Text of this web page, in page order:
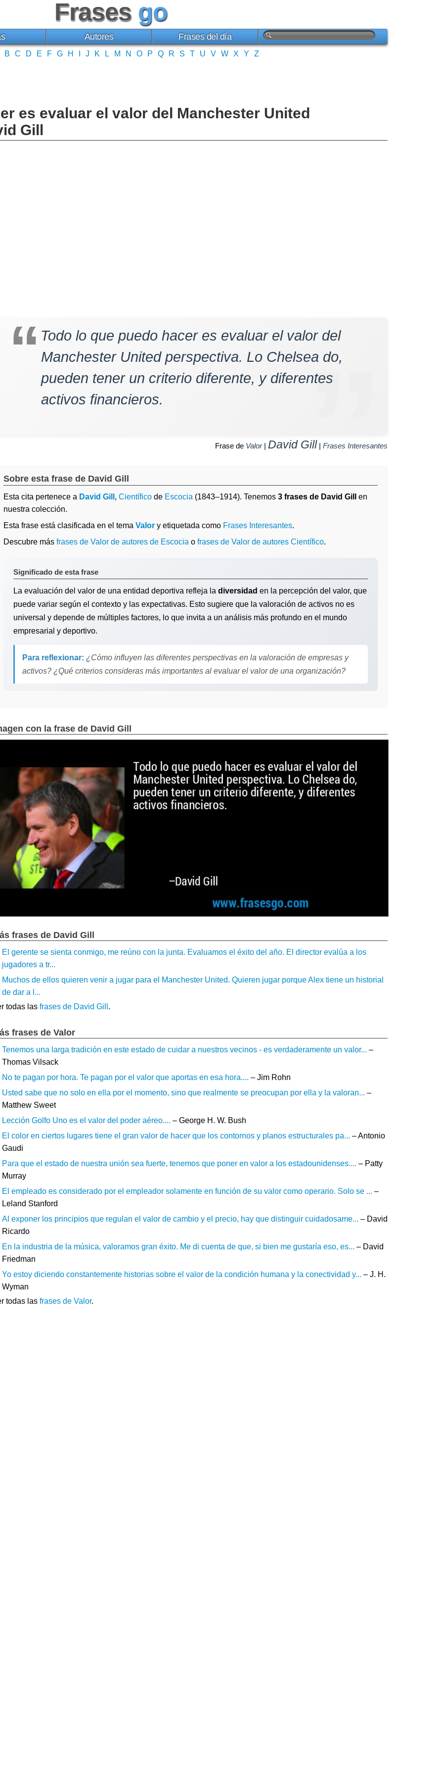
Frases go
Autores Frases del día
B C D E F G H J K L M N O P Q R S T U V W X Y Z
es evaluar el valor del Manchester United
Gill
Todo lo que puedo hacer es evaluar el valor del
Manchester United perspectiva. Lo Chelsea do,
pueden tener un criterio diferente, y diferentes
activos financieros.
Frase de Valor| David Gill | Frases Interesantes
Sobre esta frase de David Gill
Esta cita pertenece a David Gill , Científico de Escocia (1843–1914). Tenemos 3 frases de David Gill
en
nuestra colección.
Esta frase está clasificada en el tema Valor y etiquetada como Frases Interesantes.
Descubre más frases de Valor de autores de Escocia o frases de Valor de autores Científico.
Significado de esta frase
La evaluación del valor de una entidad deportiva refleja la diversidad en la percepción del valor, que
puede variar según el contexto y las expectativas. Esto sugiere que la valoración de activos no es
universal y depende de múltiples factores, lo que invita a un análisis más profundo en el mundo
empresarial y deportivo.
Para reflexionar: ¿Cómo influyen las diferentes perspectivas en la valoración de empresas y
activos? ¿Qué criterios consideras más importantes al evaluar el valor de una organización?
con la frase de David Gill
frases de David Gill
El gerente se sienta conmigo, me reúno con la junta. Evaluamos el éxito del año. El director evalúa a los
jugadores a tr...
Muchos de ellos quieren venir a jugar para el Manchester United. Quieren jugar porque Alex tiene un historial
de dar a l...
todas las frases de David Gill .
frases de Valor
Tenemos una larga tradición en este estado de cuidar a nuestros vecinos - es verdaderamente un valor... –
Thomas Vilsack
No te pagan por hora. Te pagan por el valor que aportas en esa hora.... – Jim Rohn
Usted sabe que no solo en ella por el momento, sino que realmente se preocupan por ella y la valoran... –
Matthew Sweet
Lección Golfo Uno es el valor del poder aéreo.... – George H. W. Bush
El color en ciertos lugares tiene el gran valor de hacer que los contornos y planos estructurales pa... – Antonio
Gaudi
Para que el estado de nuestra unión sea fuerte, tenemos que poner en valor a los estadounidenses.... – Patty
Murray
El empleado es considerado por el empleador solamente en función de su valor como operario. Solo se ... –
Leland Stanford
Al exponer los principios que regulan el valor de cambio y el precio, hay que distinguir cuidadosame... – David
Ricardo
En la industria de la música, valoramos gran éxito. Me di cuenta de que, si bien me gustaría eso, es... – David
Friedman
Yo estoy diciendo constantemente historias sobre el valor de la condición humana y la conectividad y... – J. H.
Wyman
todas las frases de Valor.